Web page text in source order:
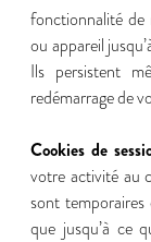
fonctionnalité de
ou appareil
Ils persistent
redémarrage de
Cookies de
votre activité au
sont
que jusqu’à ce